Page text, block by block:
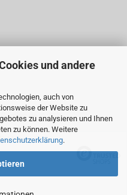
und andere
auch von
der Website zu
zu analysieren und Ihnen
zu können. Weitere
.
© 2026